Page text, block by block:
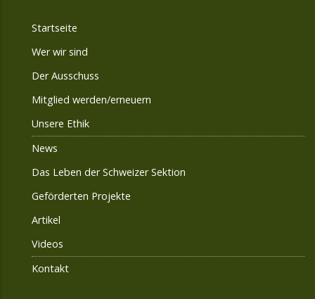
Startseite
Wer wir sind
Der Ausschuss
Mitglied werden/erneuern
Unsere Ethik
News
Das Leben der Schweizer Sektion
Geförderten Projekte
Artikel
Videos
Kontakt